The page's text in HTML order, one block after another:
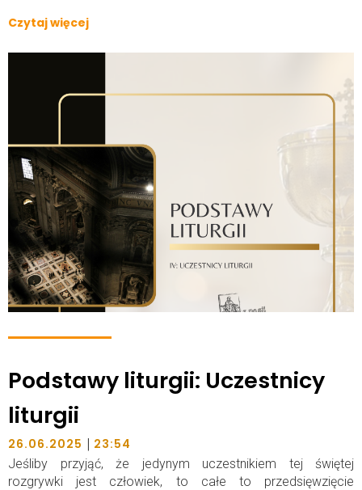
Czytaj więcej
Podstawy liturgii: Uczestnicy
liturgii
26.06.2025 | 23:54
Jeśliby przyjąć, że jedynym uczestnikiem tej świętej
rozgrywki jest człowiek, to całe to przedsięwzięcie